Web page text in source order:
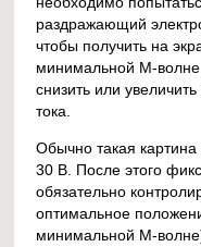
раздражающий
чтобы получить на
минимальной М-
снизить или
тока.
Обычно такая
30 В. После этого
обязательно
оптимальное
минимальной М-